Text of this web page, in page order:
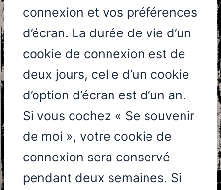
connexion et vos préférences
d’écran. La durée de vie d’un
cookie de connexion est de
deux jours, celle d’un cookie
d’option d’écran est d’un an.
Si vous cochez « Se souvenir
de moi », votre cookie de
connexion sera conservé
pendant deux semaines. Si